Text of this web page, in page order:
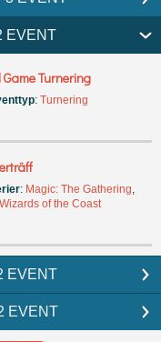
EVENT
Turnering
: Turnering
: Magic: The Gathering
Wizards of the Coast
EVENT
EVENT